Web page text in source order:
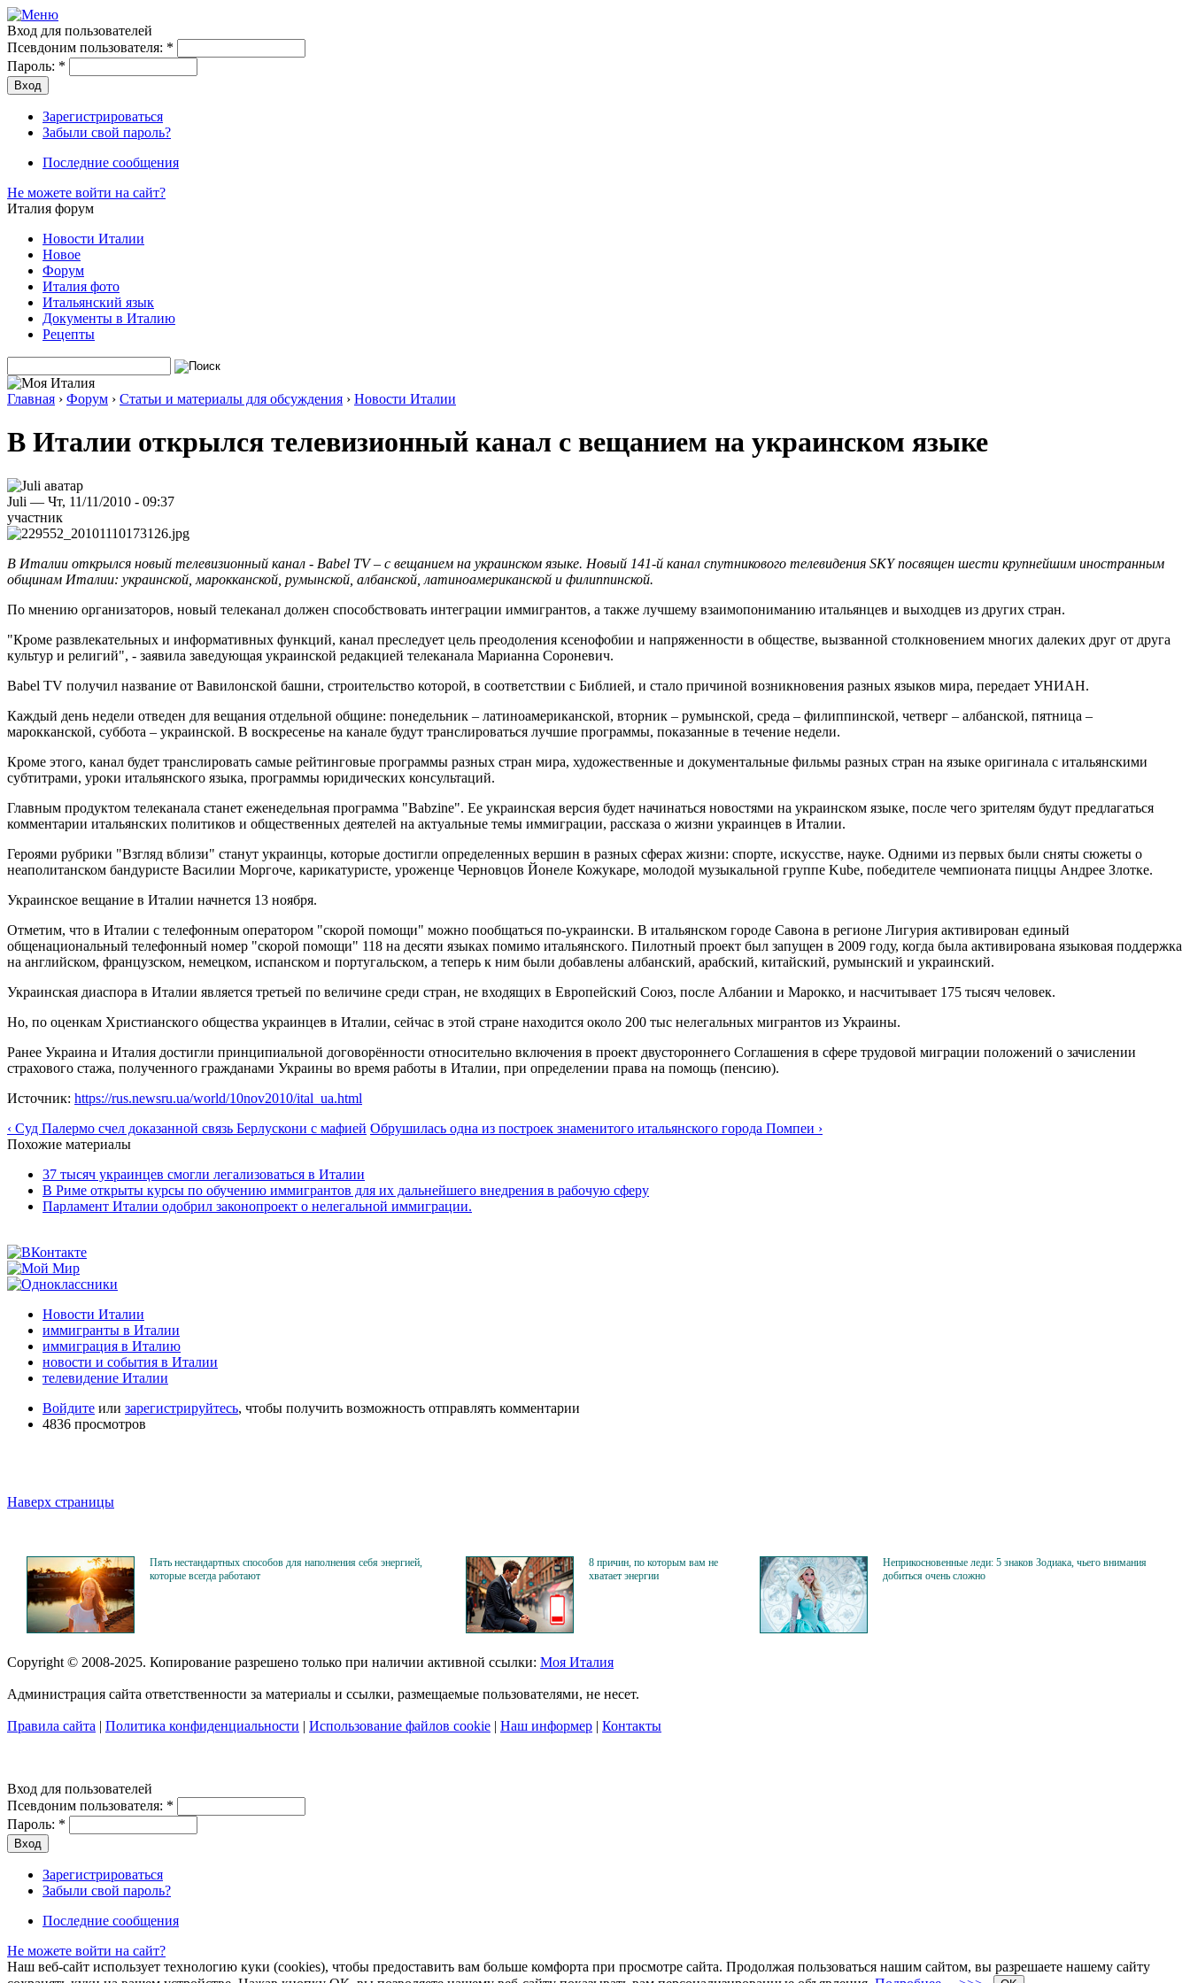
Вход для пользователей
Псевдоним пользователя: *
Пароль: *
Зарегистрироваться
Забыли свой пароль?
Последние сообщения
Не можете войти на сайт?
Италия форум
Новости Италии
Новое
Форум
Италия фото
Итальянский язык
Документы в Италию
Рецепты
Главная › Форум › Статьи и материалы для обсуждения › Новости Италии
В Италии открылся телевизионный канал с вещанием на украинском языке
Juli — Чт, 11/11/2010 - 09:37
участник
В Италии открылся новый телевизионный канал - Babel TV – с вещанием на украинском языке. Новый 141-й канал спутникового телевидения SKY посвящен шести крупнейшим иностранным
общинам Италии: украинской, марокканской, румынской, албанской, латиноамериканской и филиппинской.
По мнению организаторов, новый телеканал должен способствовать интеграции иммигрантов, а также лучшему взаимопониманию итальянцев и выходцев из других стран.
"Кроме развлекательных и информативных функций, канал преследует цель преодоления ксенофобии и напряженности в обществе, вызванной столкновением многих далеких друг от друга
культур и религий", - заявила заведующая украинской редакцией телеканала Марианна Сороневич.
Babel TV получил название от Вавилонской башни, строительство которой, в соответствии с Библией, и стало причиной возникновения разных языков мира, передает УНИАН.
Каждый день недели отведен для вещания отдельной общине: понедельник – латиноамериканской, вторник – румынской, среда – филиппинской, четверг – албанской, пятница –
марокканской, суббота – украинской. В воскресенье на канале будут транслироваться лучшие программы, показанные в течение недели.
Кроме этого, канал будет транслировать самые рейтинговые программы разных стран мира, художественные и документальные фильмы разных стран на языке оригинала с итальянскими
субтитрами, уроки итальянского языка, программы юридических консультаций.
Главным продуктом телеканала станет еженедельная программа "Babzine". Ее украинская версия будет начинаться новостями на украинском языке, после чего зрителям будут предлагаться
комментарии итальянских политиков и общественных деятелей на актуальные темы иммиграции, рассказа о жизни украинцев в Италии.
Героями рубрики "Взгляд вблизи" станут украинцы, которые достигли определенных вершин в разных сферах жизни: спорте, искусстве, науке. Одними из первых были сняты сюжеты о
неаполитанском бандуристе Василии Моргоче, карикатуристе, уроженце Черновцов Йонеле Кожукаре, молодой музыкальной группе Kube, победителе чемпионата пиццы Андрее Злотке.
Украинское вещание в Италии начнется 13 ноября.
Отметим, что в Италии с телефонным оператором "скорой помощи" можно пообщаться по-украински. В итальянском городе Савона в регионе Лигурия активирован единый
общенациональный телефонный номер "скорой помощи" 118 на десяти языках помимо итальянского. Пилотный проект был запущен в 2009 году, когда была активирована языковая поддержка
на английском, французском, немецком, испанском и португальском, а теперь к ним были добавлены албанский, арабский, китайский, румынский и украинский.
Украинская диаспора в Италии является третьей по величине среди стран, не входящих в Европейский Союз, после Албании и Марокко, и насчитывает 175 тысяч человек.
Но, по оценкам Христианского общества украинцев в Италии, сейчас в этой стране находится около 200 тыс нелегальных мигрантов из Украины.
Ранее Украина и Италия достигли принципиальной договорённости относительно включения в проект двустороннего Соглашения в сфере трудовой миграции положений о зачислении
страхового стажа, полученного гражданами Украины во время работы в Италии, при определении права на помощь (пенсию).
Источник: https://rus.newsru.ua/world/10nov2010/ital_ua.html
‹ Суд Палермо счел доказанной связь Берлускони с мафией Обрушилась одна из построек знаменитого итальянского города Помпеи ›
Похожие материалы
37 тысяч украинцев смогли легализоваться в Италии
В Риме открыты курсы по обучению иммигрантов для их дальнейшего внедрения в рабочую сферу
Парламент Италии одобрил законопроект о нелегальной иммиграции.
Новости Италии
иммигранты в Италии
иммиграция в Италию
новости и события в Италии
телевидение Италии
Войдите или зарегистрируйтесь, чтобы получить возможность отправлять комментарии
4836 просмотров
Наверх страницы
Пять нестандартных способов для наполнения себя энергией,
которые всегда работают
8 причин, по которым вам не
хватает энергии
Неприкосновенные леди: 5 знаков Зодиака, чьего внимания
добиться очень сложно
Copyright © 2008-2025. Копирование разрешено только при наличии активной ссылки: Моя Италия
Администрация сайта ответственности за материалы и ссылки, размещаемые пользователями, не несет.
Правила сайта | Политика конфиденциальности | Использование файлов cookie | Наш информер | Контакты
Вход для пользователей
Псевдоним пользователя: *
Пароль: *
Зарегистрироваться
Забыли свой пароль?
Последние сообщения
Не можете войти на сайт?
Наш веб-сайт использует технологию куки (cookies), чтобы предоставить вам больше комфорта при просмотре сайта. Продолжая пользоваться нашим сайтом, вы разрешаете нашему сайту